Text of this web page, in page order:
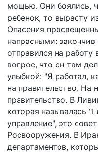
мощью. Они боялись,
ребенок, то вырасту
Опасения
напрасными: закончив
отправился на
вопрос, что он там
улыбкой: "Я работал,
на правительство. На
правительство. В
которая называлась
управление", это
Росвооружения. В
департаментов,